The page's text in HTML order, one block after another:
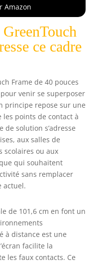
avec
un temps de
Plug and Play.
lisses et
points
jonction,
Amazon
ce cadre
Frame de 40 pouces
venir se superposer
principe repose sur une
points de contact à
de solution s’adresse
aux salles de
scolaires ou aux
qui souhaitent
sans remplacer
actuel.
de 101,6 cm en font un
à distance est une
facilite la
les faux contacts. Ce